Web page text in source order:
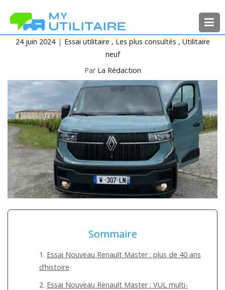
contenu
MyUtilitaire
Toute l’actualité des véhicules
24 juin 2024 Essai utilitaire Les plus consultés
Utilitaire
neuf
Par La Rédaction
Sommaire
Essai Nouveau Renault Master : plus de 40 ans
d’histoire
Essai Nouveau Renault Master : VUL multi-